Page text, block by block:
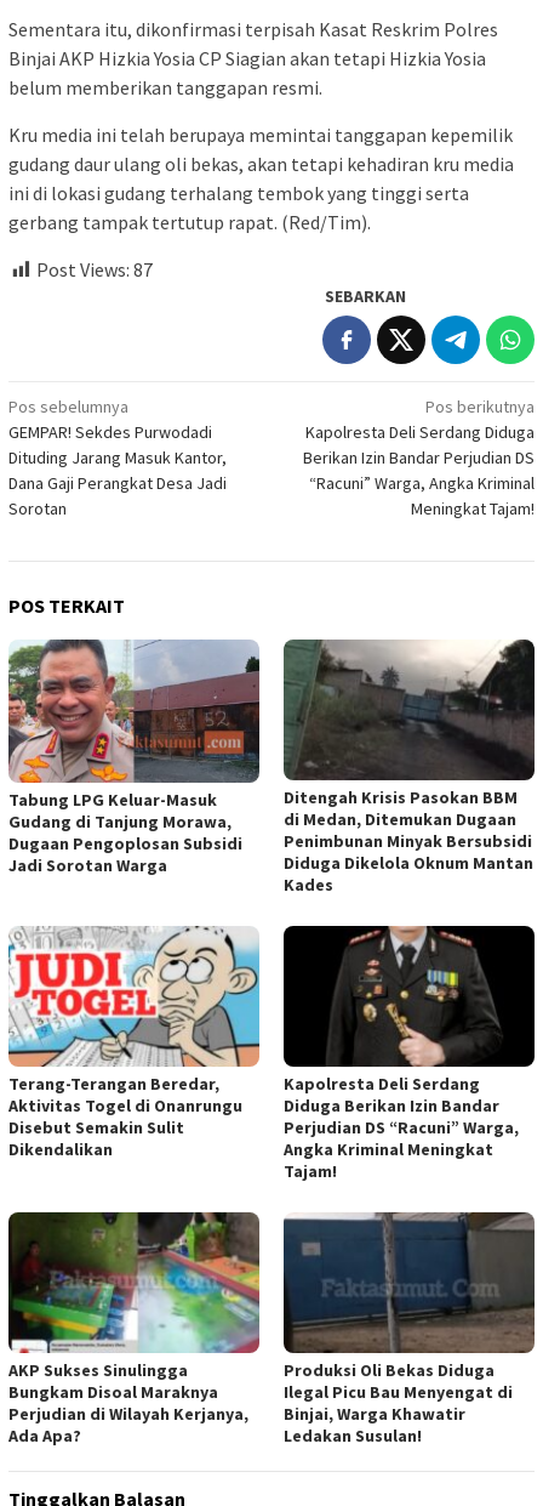
Sementara itu, dikonfirmasi terpisah Kasat Reskrim Polres
Binjai AKP Hizkia Yosia CP Siagian akan tetapi Hizkia Yosia
belum memberikan tanggapan resmi.
Kru media ini telah berupaya memintai tanggapan kepemilik
gudang daur ulang oli bekas, akan tetapi kehadiran kru media
ini di lokasi gudang terhalang tembok yang tinggi serta
gerbang tampak tertutup rapat. (Red/Tim).
Post Views: 87
SEBARKAN
Navigasi
pos
Pos sebelumnya
GEMPAR! Sekdes Purwodadi
Dituding Jarang Masuk Kantor,
Dana Gaji Perangkat Desa Jadi
Sorotan
Pos berikutnya
Kapolresta Deli Serdang Diduga
Berikan Izin Bandar Perjudian DS
“Racuni” Warga, Angka Kriminal
Meningkat Tajam!
POS TERKAIT
Tabung LPG Keluar-Masuk
Gudang di Tanjung Morawa,
Dugaan Pengoplosan Subsidi
Jadi Sorotan Warga
Ditengah Krisis Pasokan BBM
di Medan, Ditemukan Dugaan
Penimbunan Minyak Bersubsidi
Diduga Dikelola Oknum Mantan
Kades
Terang-Terangan Beredar,
Aktivitas Togel di Onanrungu
Disebut Semakin Sulit
Dikendalikan
Kapolresta Deli Serdang
Diduga Berikan Izin Bandar
Perjudian DS “Racuni” Warga,
Angka Kriminal Meningkat
Tajam!
AKP Sukses Sinulingga
Bungkam Disoal Maraknya
Perjudian di Wilayah Kerjanya,
Ada Apa?
Produksi Oli Bekas Diduga
Ilegal Picu Bau Menyengat di
Binjai, Warga Khawatir
Ledakan Susulan!
Tinggalkan Balasan